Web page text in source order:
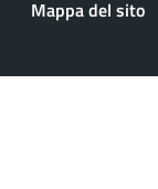
Mappa del sito